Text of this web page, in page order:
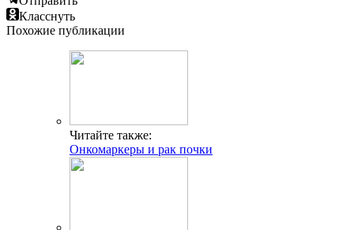
Класснуть
Похожие публикации
Читайте также:
Онкомаркеры и рак почки